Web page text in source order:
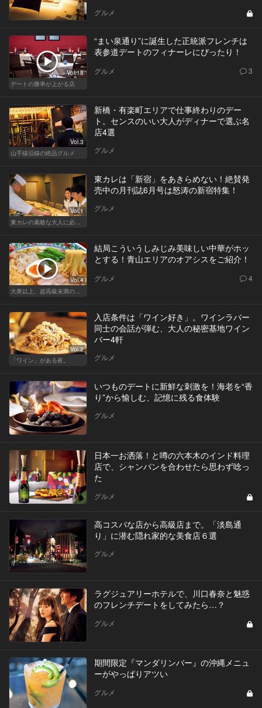
グルメ
Vol.18
デートの勝率が上がる店
“まい泉通り”に誕生した正統派フレンチは
表参道デートのフィナーレにぴったり！
グルメ 3
Vol.3
山手線沿線の絶品グルメ
新橋・有楽町エリアで仕事終わりのデー
ト。センスのいい大人がディナーで選ぶ名
店4選
グルメ
Vol.1
東カレは「新宿」をあきらめない！絶賛発
売中の月刊誌6月号は怒涛の新宿特集！
グルメ
Vol.4
結局こういうしみじみ美味しい中華がホッ
とする！青山エリアのオアシスをご紹介！
グルメ 4
Vol.2
「ワイン」がある夜。
入店条件は「ワイン好き」。ワインラバー
同士の会話が弾む、大人の秘密基地ワイン
バー4軒
グルメ
いつものデートに新鮮な刺激を！海老を“香
り”から愉しむ、記憶に残る食体験
グルメ
日本一お洒落！と噂の六本木のインド料理
店で、シャンパンを合わせたら思わず唸っ
た
グルメ
高コスパな店から高級店まで。「淡島通
り」に潜む隠れ家的な美食店６選
グルメ
ラグジュアリーホテルで、川口春奈と魅惑
のフレンチデートをしてみたら…？
グルメ
期間限定『マンダリンバー』の沖縄メニュ
ーがやっぱりアツい
グルメ